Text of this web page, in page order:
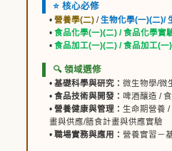
⭐ 核心必修
• 營養學(二) /生物化學(一)(二)/
• 食品化學(一)(二) / 食品化學實
• 食品加工(一)(二) / 食品加工(一
🔍 領域選修
• 基礎科學與研究： 微生物學/微
• 食品技術與開發： 啤酒釀造 /
• 營養健康與管理： 生命期營養 /
畫與供應/膳食計畫與供應實驗
• 職場實務與應用： 營養實習－